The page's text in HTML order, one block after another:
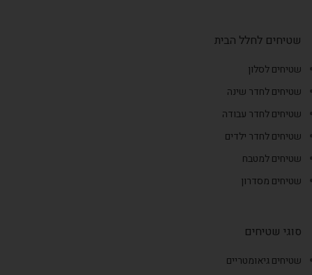
שטיחים לחלל הבית
שטיחים לסלון
שטיחים לחדר שינה
שטיחים לחדר עבודה
שטיחים לחדר ילדים
שטיחים למטבח
שטיחים מסדרון
סוגי שטיחים
שטיחים גיאומטריים